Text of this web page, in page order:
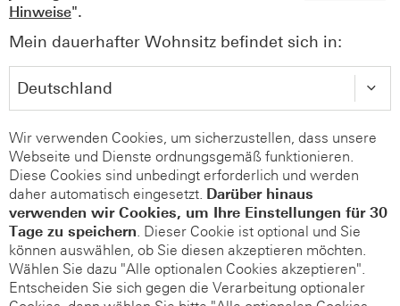
Hinweise".
Mein dauerhafter Wohnsitz befindet sich in:
Wir verwenden Cookies, um sicherzustellen, dass unsere
Webseite und Dienste ordnungsgemäß funktionieren.
Diese Cookies sind unbedingt erforderlich und werden
daher automatisch eingesetzt. Darüber hinaus
verwenden wir Cookies, um Ihre Einstellungen für 30
Tage zu speichern. Dieser Cookie ist optional und Sie
können auswählen, ob Sie diesen akzeptieren möchten.
Wählen Sie dazu "Alle optionalen Cookies akzeptieren".
Entscheiden Sie sich gegen die Verarbeitung optionaler